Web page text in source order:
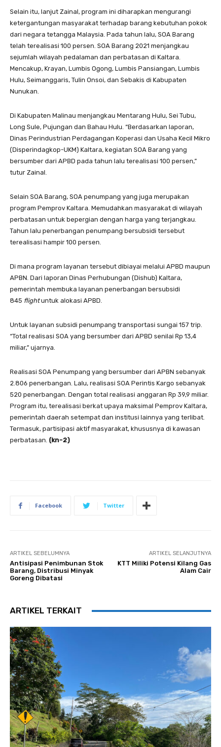
Selain itu, lanjut Zainal, program ini diharapkan mengurangi
ketergantungan masyarakat terhadap barang kebutuhan pokok
dari negara tetangga Malaysia. Pada tahun lalu, SOA Barang
telah terealisasi 100 persen. SOA Barang 2021 menjangkau
sejumlah wilayah pedalaman dan perbatasan di Kaltara.
Mencakup, Krayan, Lumbis Ogong, Lumbis Pansiangan, Lumbis
Hulu, Seimanggaris, Tulin Onsoi, dan Sebakis di Kabupaten
Nunukan.
Di Kabupaten Malinau menjangkau Mentarang Hulu, Sei Tubu,
Long Sule, Pujungan dan Bahau Hulu. “Berdasarkan laporan,
Dinas Perindustrian Perdagangan Koperasi dan Usaha Kecil Mikro
(Disperindagkop-UKM) Kaltara, kegiatan SOA Barang yang
bersumber dari APBD pada tahun lalu terealisasi 100 persen,”
tutur Zainal.
Selain SOA Barang, SOA penumpang yang juga merupakan
program Pemprov Kaltara. Memudahkan masyarakat di wilayah
perbatasan untuk bepergian dengan harga yang terjangkau.
Tahun lalu penerbangan penumpang bersubsidi tersebut
terealisasi hampir 100 persen.
Di mana program layanan tersebut dibiayai melalui APBD maupun
APBN. Dari laporan Dinas Perhubungan (Dishub) Kaltara,
pemerintah membuka layanan penerbangan bersubsidi
845 flightuntuk alokasi APBD.
Untuk layanan subsidi penumpang transportasi sungai 157 trip.
“Total realisasi SOA yang bersumber dari APBD senilai Rp 13,4
miliar,” ujarnya.
Realisasi SOA Penumpang yang bersumber dari APBN sebanyak
2.806 penerbangan. Lalu, realisasi SOA Perintis Kargo sebanyak
520 penerbangan. Dengan total realisasi anggaran Rp 39,9 miliar.
Program itu, terealisasi berkat upaya maksimal Pemprov Kaltara,
pemerintah daerah setempat dan institusi lainnya yang terlibat.
Termasuk, partisipasi aktif masyarakat, khususnya di kawasan
perbatasan. (kn-2)
Facebook Twitter
ARTIKEL SEBELUMNYA
Antisipasi Penimbunan Stok
Barang, Distribusi Minyak
Goreng Dibatasi
ARTIKEL SELANJUTNYA
KTT Miliki Potensi Kilang Gas
Alam Cair
ARTIKEL TERKAIT